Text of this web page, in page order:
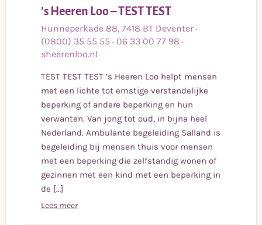
’s Heeren Loo – TEST TESTLees
meer
Hunneperkade 88, 7418 BT Deventer ·
(0800) 35 55 55 · 06 33 00 77 98 ·
sheerenloo.nl
TEST TEST TEST ’s Heeren Loo helpt mensen
met een lichte tot ernstige verstandelijke
beperking of andere beperking en hun
verwanten. Van jong tot oud, in bijna heel
Nederland. Ambulante begeleiding Salland is
begeleiding bij mensen thuis voor mensen
met een beperking die zelfstandig wonen of
gezinnen met een kind met een beperking in
de […]
Lees meer